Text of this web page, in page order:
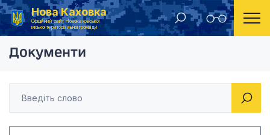
Нова Каховка
Офіційний сайт Новокаховської
міської територіальної громади
Головна Рішення Новокаховської міської ради 2012 рік Про затвердження
Документи